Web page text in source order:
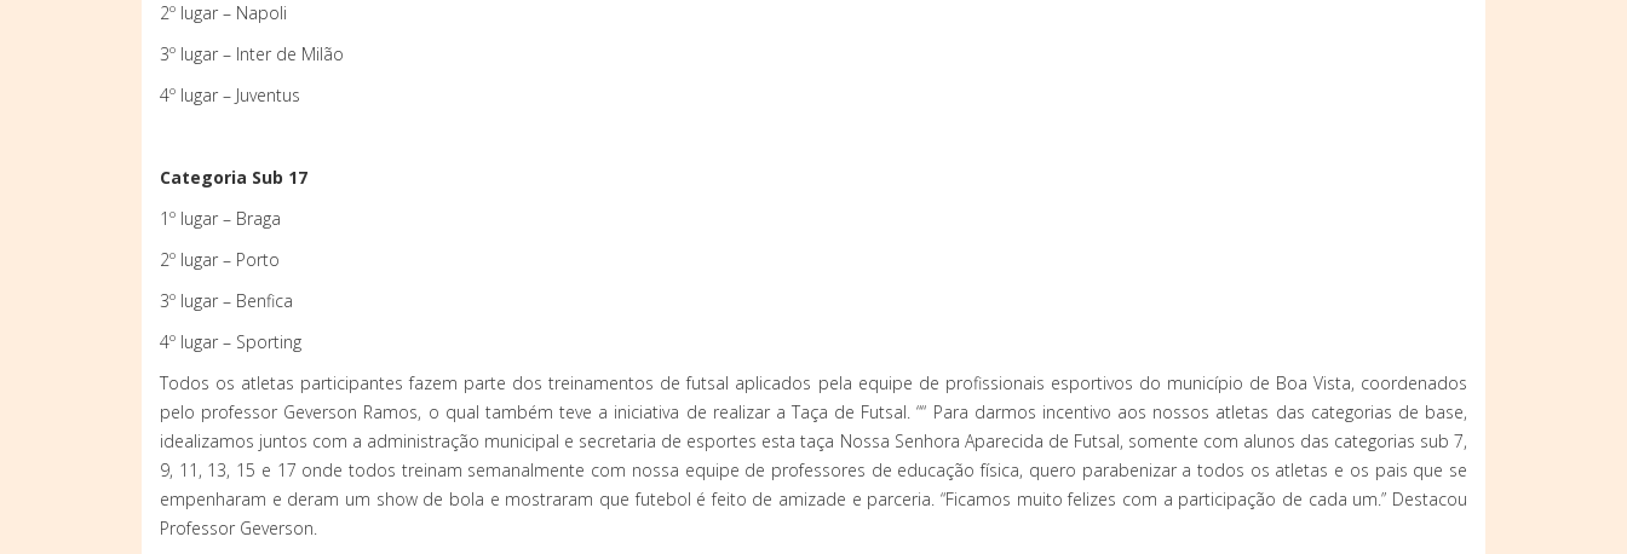
2º lugar – Napoli
3º lugar – Inter de Milão
4º lugar – Juventus
Categoria Sub 17
1º lugar – Braga
2º lugar – Porto
3º lugar – Benfica
4º lugar – Sporting
Todos os atletas participantes fazem parte dos treinamentos de futsal aplicados pela equipe de profissionais esportivos do município de Boa Vista, coordenados
pelo professor Geverson Ramos, o qual também teve a iniciativa de realizar a Taça de Futsal. ““ Para darmos incentivo aos nossos atletas das categorias de base,
idealizamos juntos com a administração municipal e secretaria de esportes esta taça Nossa Senhora Aparecida de Futsal, somente com alunos das categorias sub 7,
9, 11, 13, 15 e 17 onde todos treinam semanalmente com nossa equipe de professores de educação física, quero parabenizar a todos os atletas e os pais que se
empenharam e deram um show de bola e mostraram que futebol é feito de amizade e parceria. “Ficamos muito felizes com a participação de cada um.” Destacou
Professor Geverson.